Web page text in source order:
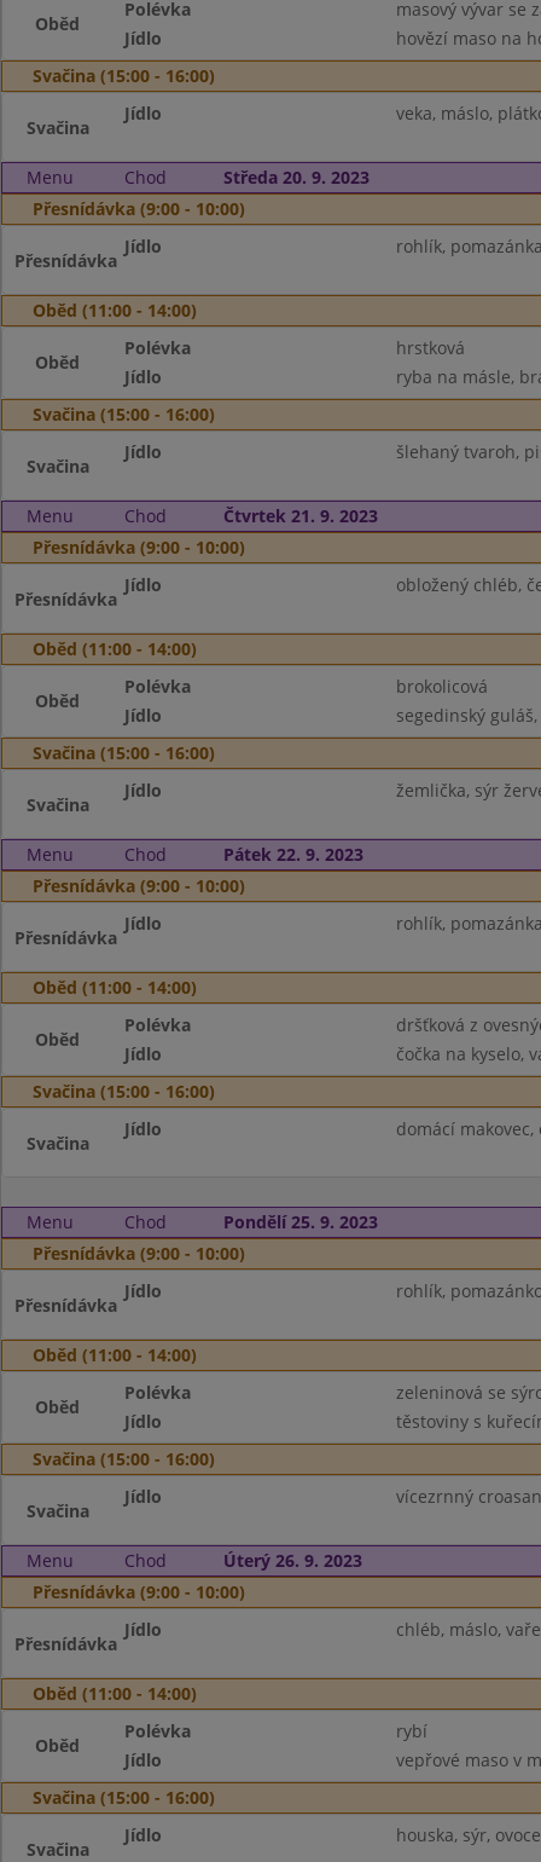
Oběd
Polévka
masový vývar se
Jídlo
hovězí maso na
Svačina (15:00 - 16:00)
Svačina
Jídlo veka, máslo,
Menu Chod
Středa 20. 9. 2023
Přesnídávka (9:00 - 10:00)
Přesnídávka
Jídlo rohlík,
Oběd (11:00 - 14:00)
Oběd
Polévka
hrstková
Jídlo
ryba na másle,
Svačina (15:00 - 16:00)
Svačina
Jídlo šlehaný tvaroh,
Menu Chod
Čtvrtek 21. 9. 2023
Přesnídávka (9:00 - 10:00)
Přesnídávka
Jídlo obložený chléb,
Oběd (11:00 - 14:00)
Oběd
Polévka
brokolicová
Jídlo
segedinský
Svačina (15:00 - 16:00)
Svačina
Jídlo žemlička, sýr
Menu Chod
Pátek 22. 9. 2023
Přesnídávka (9:00 - 10:00)
Přesnídávka
Jídlo rohlík,
Oběd (11:00 - 14:00)
Oběd
Polévka
dršťková z
Jídlo
čočka na kyselo,
Svačina (15:00 - 16:00)
Svačina
Jídlo domácí
Menu Chod
Pondělí 25. 9. 2023
Přesnídávka (9:00 - 10:00)
Přesnídávka
Jídlo rohlík,
Oběd (11:00 - 14:00)
Oběd
Polévka
zeleninová se
Jídlo
těstoviny s
Svačina (15:00 - 16:00)
Svačina
Jídlo vícezrnný
Menu Chod
Úterý 26. 9. 2023
Přesnídávka (9:00 - 10:00)
Přesnídávka
Jídlo chléb, máslo,
Oběd (11:00 - 14:00)
Oběd
Polévka
rybí
Jídlo
vepřové maso v
Svačina (15:00 - 16:00)
Svačina
Jídlo houska, sýr,